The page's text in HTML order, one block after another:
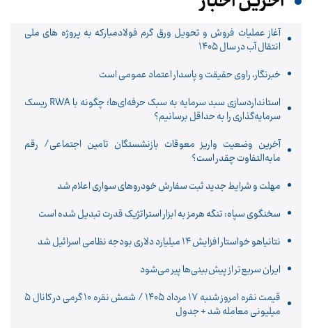
آغاز عملیات فروش و تحویل ورق گرم فولادمبارکه به پروژه های ملی
انتقال آب در سال ۱۴۰۵
خبرنگار، راوی حقیقت و پاسدار اعتماد عمومی است
استانداردسازی سبد سرمایه به سبک حرفه‌ای‌ها؛ چگونه با RWA ریسک
سرمایه‌گذاری را به حداقل برسانیم؟
آخرین وضعیت واریز معوقات بازنشستگان تامین اجتماعی/ رقم
مابه‌التفاوت چقدر است؟
مهلت و شرایط جدید ثبت سفارش خودروهای سواری اعلام شد
سخنگوی سپاه: تنگه هرمز به ابزار استراتژیک قدرت تبدیل شده است
نتانیاهو خواستار افزایش ۱۴ میلیارد دلاری بودجه نظامی اسرائیل شد
ایران سریع‌تر از پیش‌بینی‌ها پیر می‌شود
قیمت نقره امروز شنبه ۱۷ مرداد ۱۴۰۵ / شمش نقره ۱۰ گرمی در کانال ۵
میلیونی معامله شد + جدول